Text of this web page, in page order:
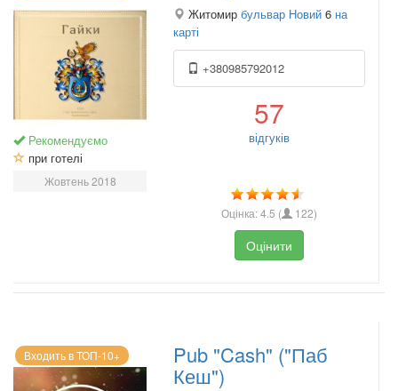
Рекомендуємо
при готелі
Жовтень 2018
Житомир бульвар Новий 6 на
карті
+380985792012
57
відгуків
Оцінка:4.5 ( 122)
Оцінити
Входить в ТОП-10+ Pub "Cash" ("Паб
Кеш")